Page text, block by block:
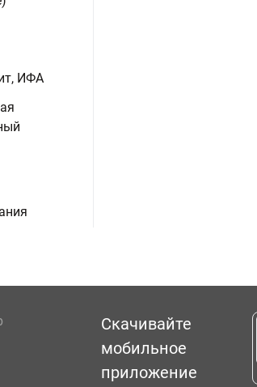
ИФА
Скачивайте
мобильное
приложение